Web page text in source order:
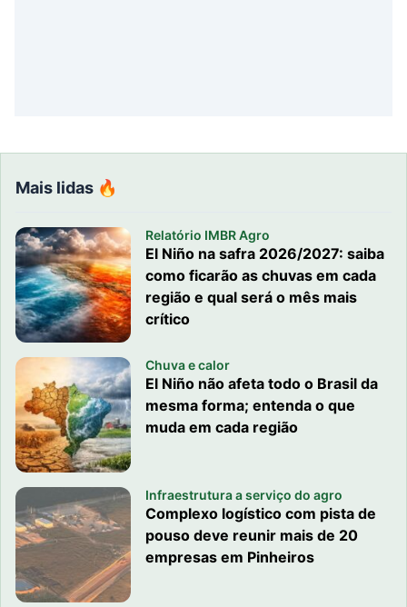
Mais lidas 🔥
Relatório IMBR Agro
El Niño na safra 2026/2027: saiba
como ficarão as chuvas em cada
região e qual será o mês mais
crítico
Chuva e calor
El Niño não afeta todo o Brasil da
mesma forma; entenda o que
muda em cada região
Infraestrutura a serviço do agro
Complexo logístico com pista de
pouso deve reunir mais de 20
empresas em Pinheiros